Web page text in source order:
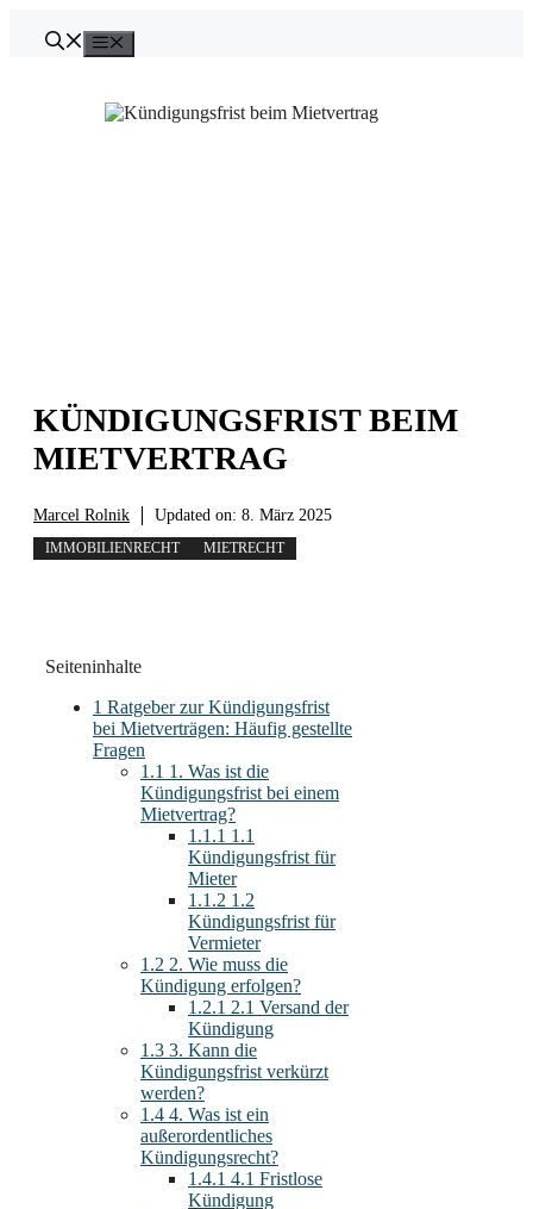
Inhalt
KÜNDIGUNGSFRIST BEIM
MIETVERTRAG
Marcel Rolnik Updated on: 8. März 2025
IMMOBILIENRECHT MIETRECHT
Seiteninhalte
1 Ratgeber zur Kündigungsfrist
bei Mietverträgen: Häufig gestellte
Fragen
1.1 1. Was ist die
Kündigungsfrist bei einem
Mietvertrag?
1.1.1 1.1
Kündigungsfrist für
Mieter
1.1.2 1.2
Kündigungsfrist für
Vermieter
1.2 2. Wie muss die
Kündigung erfolgen?
1.2.1 2.1 Versand der
Kündigung
1.3 3. Kann die
Kündigungsfrist verkürzt
werden?
1.4 4. Was ist ein
außerordentliches
Kündigungsrecht?
1.4.1 4.1 Fristlose
Kündigung